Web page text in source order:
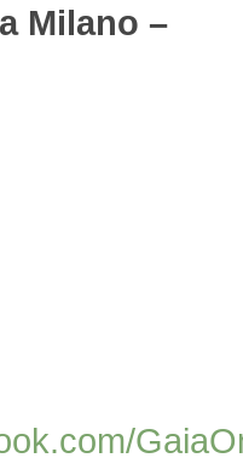
Milano –